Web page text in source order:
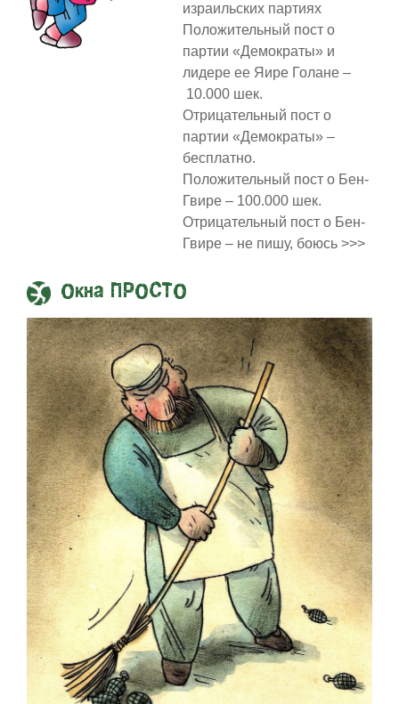
израильских партиях
Положительный пост о
партии «Демократы» и
лидере ее Яире Голане –
10.000 шек.
Отрицательный пост о
партии «Демократы» –
бесплатно.
Положительный пост о Бен-
Гвире – 100.000 шек.
Отрицательный пост о Бен-
Гвире – не пишу, боюсь >>>
Окна ПРОСТО